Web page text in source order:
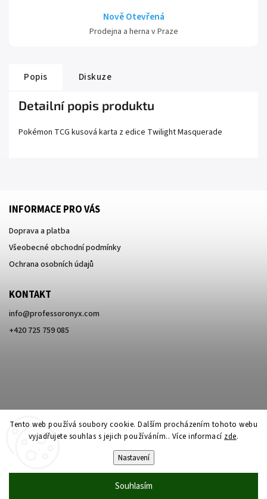
Tento web používá soubory cookie. Dalším procházením tohoto webu
vyjadřujete souhlas s jejich používáním.. Více informací zde.
Nastavení
Souhlasím
Nově Otevřená
Prodejna a herna v Praze
Popis Diskuze
Detailní popis produktu
Pokémon TCG kusová karta z edice Twilight Masquerade
INFORMACE PRO VÁS
Doprava a platba
Všeobecné obchodní podmínky
Ochrana osobních údajů
KONTAKT
info@professoronyx.com
+420 725 759 085
Professor Onyx. Všechna práva vyhrazena.